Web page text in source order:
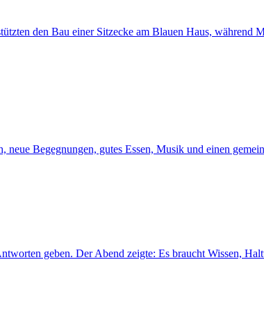
den Bau einer Sitzecke am Blauen Haus, während
Begegnungen, gutes Essen, Musik und einen
geben. Der Abend zeigte: Es braucht Wissen,